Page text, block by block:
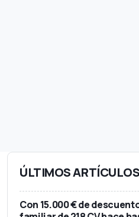
ÚLTIMOS ARTÍCULOS
Con 15.000 € de